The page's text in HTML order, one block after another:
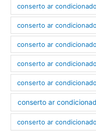
conserto ar
conserto ar
conserto ar
conserto ar
conserto ar
conserto ar
conserto ar